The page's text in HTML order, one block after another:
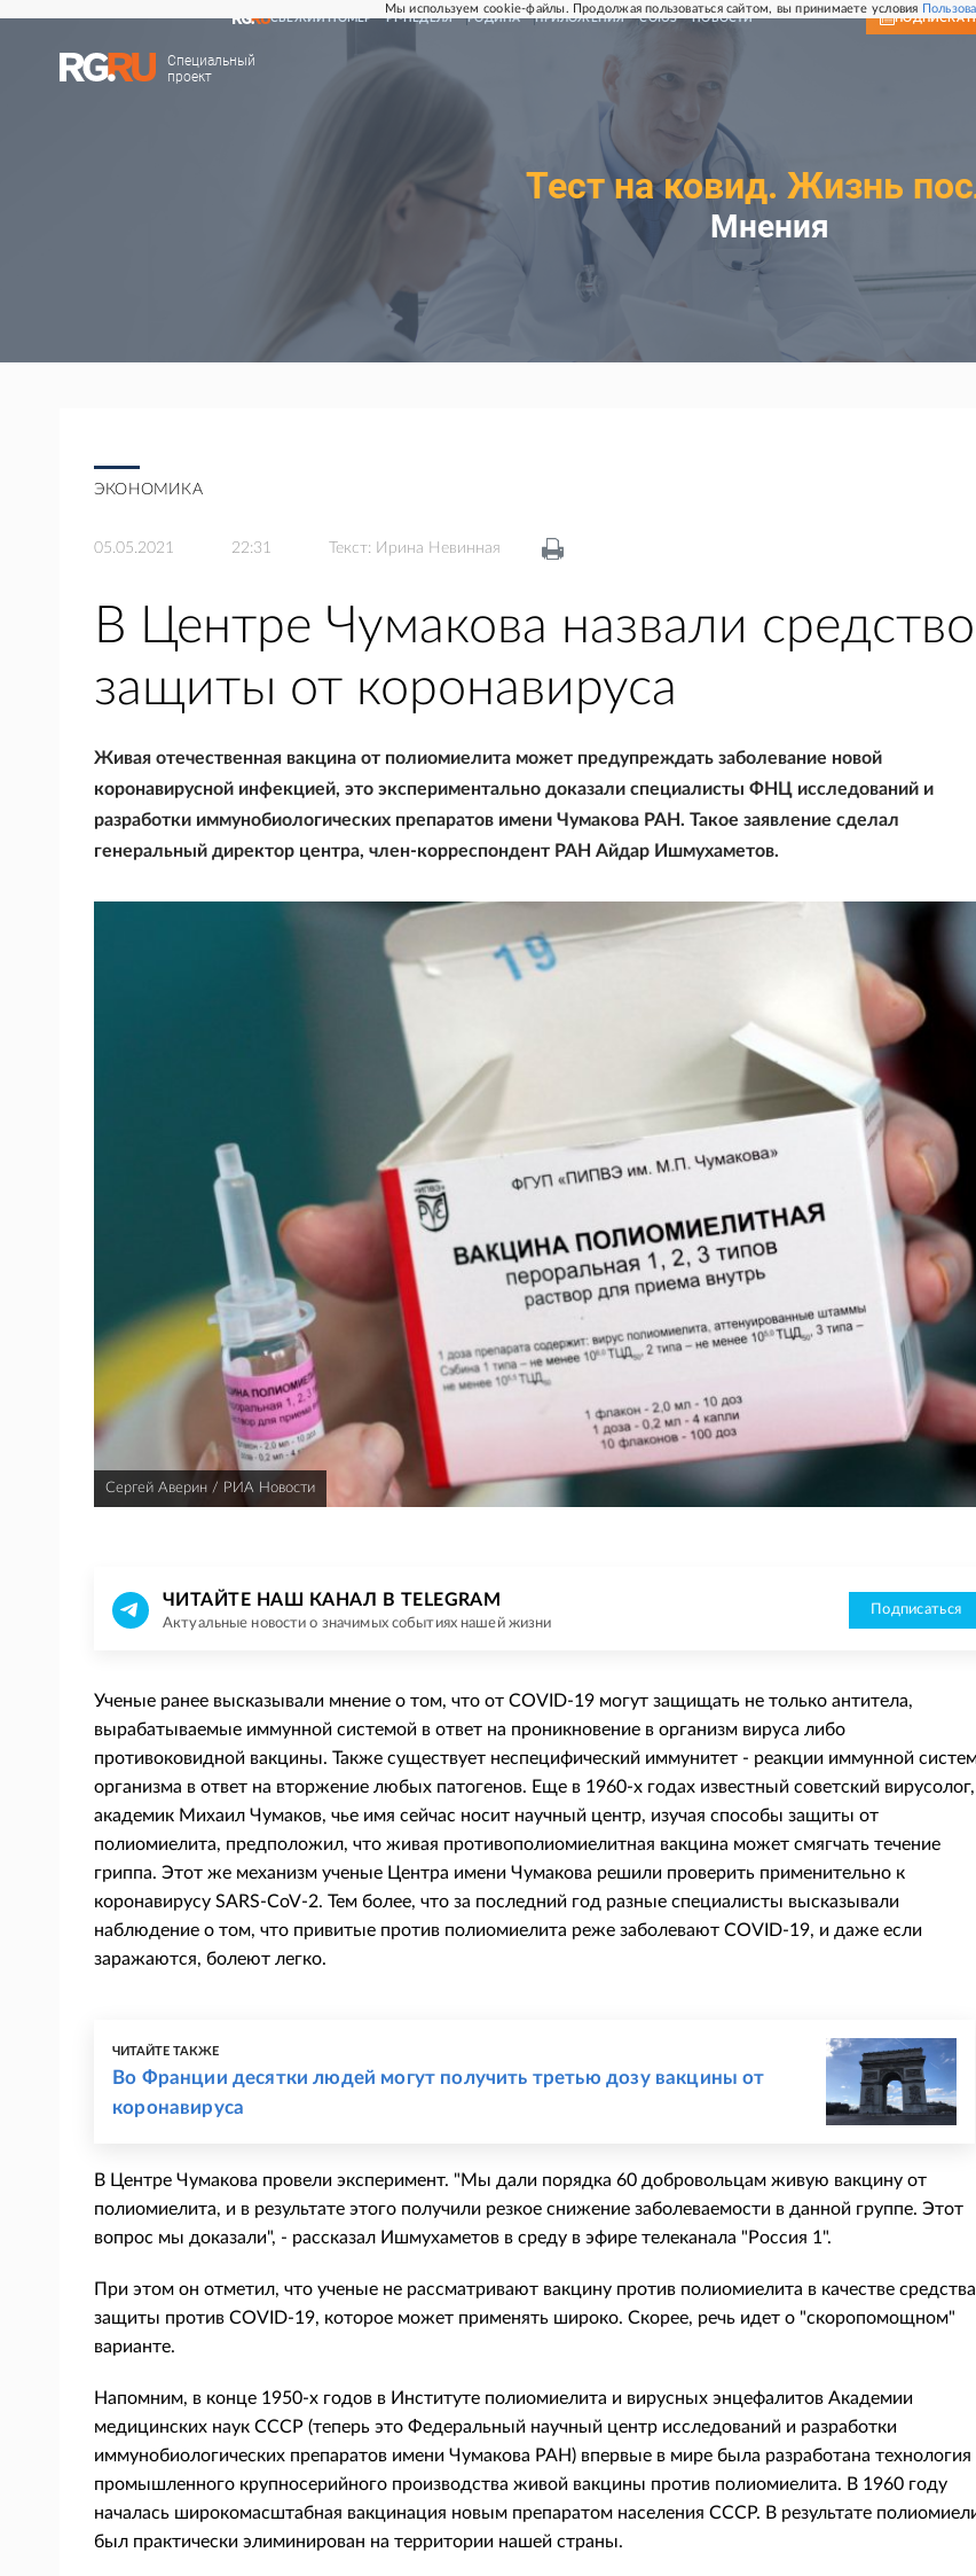
Мы используем cookie-файлы. Продолжая пользоваться сайтом, вы принимаете условия
СВЕЖИЙ НОМЕР РГ-НЕДЕЛЯ РОДИНА ПРИЛОЖЕНИЯ СОЮЗ НОВОСТИ ПОДПИСКА
Специальный
проект
Тест на ковид. Жизнь
Мнения
ЭКОНОМИКА
05.05.2021 22:31 Текст: Ирина Невинная
В Центре Чумакова назвали средство
защиты от коронавируса
Живая отечественная вакцина от полиомиелита может предупреждать заболевание новой
коронавирусной инфекцией, это экспериментально доказали специалисты ФНЦ исследований и
разработки иммунобиологических препаратов имени Чумакова РАН. Такое заявление сделал
генеральный директор центра, член-корреспондент РАН Айдар Ишмухаметов.
Сергей Аверин / РИА Новости
ЧИТАЙТЕ НАШ КАНАЛ В TELEGRAM
Актуальные новости о значимых событиях нашей жизни
Подписаться
Ученые ранее высказывали мнение о том, что от COVID-19 могут защищать не только антитела,
вырабатываемые иммунной системой в ответ на проникновение в организм вируса либо
противоковидной вакцины. Также существует неспецифический иммунитет - реакции иммунной
организма в ответ на вторжение любых патогенов. Еще в 1960-х годах известный советский вирусолог,
академик Михаил Чумаков, чье имя сейчас носит научный центр, изучая способы защиты от
полиомиелита, предположил, что живая противополиомиелитная вакцина может смягчать течение
гриппа. Этот же механизм ученые Центра имени Чумакова решили проверить применительно к
коронавирусу SARS-CoV-2. Тем более, что за последний год разные специалисты высказывали
наблюдение о том, что привитые против полиомиелита реже заболевают COVID-19, и даже если
заражаются, болеют легко.
ЧИТАЙТЕ ТАКЖЕ
Во Франции десятки людей могут получить третью дозу вакцины от
коронавируса
В Центре Чумакова провели эксперимент. "Мы дали порядка 60 добровольцам живую вакцину от
полиомиелита, и в результате этого получили резкое снижение заболеваемости в данной группе. Этот
вопрос мы доказали", - рассказал Ишмухаметов в среду в эфире телеканала "Россия 1".
При этом он отметил, что ученые не рассматривают вакцину против полиомиелита в качестве средства
защиты против COVID-19, которое может применять широко. Скорее, речь идет о "скоропомощном"
варианте.
Напомним, в конце 1950-х годов в Институте полиомиелита и вирусных энцефалитов Академии
медицинских наук СССР (теперь это Федеральный научный центр исследований и разработки
иммунобиологических препаратов имени Чумакова РАН) впервые в мире была разработана технология
промышленного крупносерийного производства живой вакцины против полиомиелита. В 1960 году
началась широкомасштабная вакцинация новым препаратом населения СССР. В результате
был практически элиминирован на территории нашей страны.